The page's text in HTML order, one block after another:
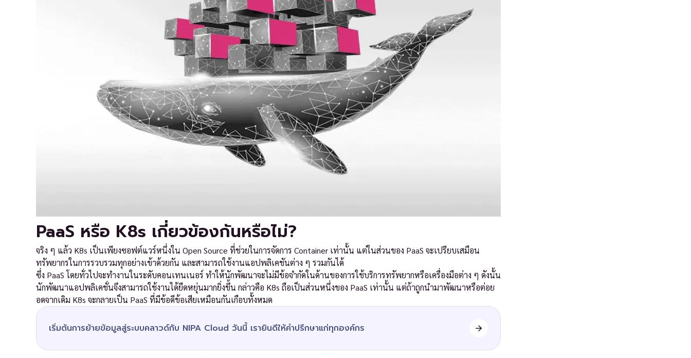
PaaS หรือ K8s เกี่ยวข้องกันหรือไม่?
จริง ๆ แล้ว K8s เป็นเพียงซอฟต์แวร์หนึ่งใน Open Source ที่ช่วยในการจัดการ Container เท่านั้น แต่ในส่วนของ PaaS จะเปรียบเสมือน
ทรัพยากรในการรวบรวมทุกอย่างเข้าด้วยกัน และสามารถใช้งานแอปพลิเคชันต่าง ๆ รวมกันได้
ซึ่ง PaaS โดยทั่วไปจะทำงานในระดับคอนเทนเนอร์ ทำให้นักพัฒนาจะไม่มีข้อจำกัดในด้านของการใช้บริการทรัพยากหรือเครื่องมือต่าง ๆ ดังนั้น
นักพัฒนาแอปพลิเคชั่นจึงสามารถใช้งานได้ยืดหยุ่นมากยิ่งขึ้น กล่าวคือ K8s ถือเป็นส่วนหนึ่งของ PaaS เท่านั้น แต่ถ้าถูกนำมาพัฒนาหรือต่อย
อดจากเดิม K8s จะกลายเป็น PaaS ที่มีข้อดีข้อเสียเหมือนกันเกือบทั้งหมด
เริ่มต้นการย้ายข้อมูลสู่ระบบคลาวด์กับ NIPA Cloud วันนี้ เรายินดีให้คำปรึกษาแก่ทุกองค์กร